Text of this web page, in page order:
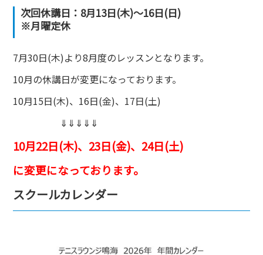
次回休講日：8月13日(木)～16日(日)
※月曜定休
7月30日(木)より8月度のレッスンとなります。
10月の休講日が変更になっております。
10月15日(木)、16日(金)、17日(土)
⇓⇓⇓⇓⇓
10月22日(木)、23日(金)、24日(土)
に変更になっております。
スクールカレンダー